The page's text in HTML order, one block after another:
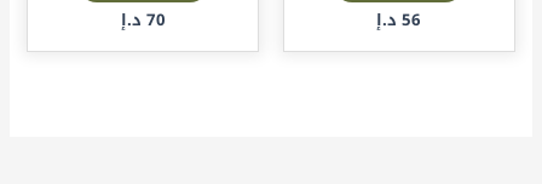
56 د.إ 70 د.إ